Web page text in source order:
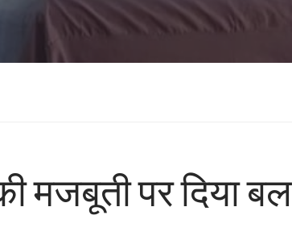
मजबूती पर दिया बल